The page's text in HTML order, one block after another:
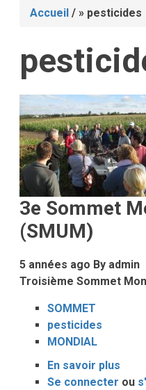
d'Ariane
Accueil / pesticides
Image
3e Sommet
(SMUM)
5 années ago By admin
Troisième Sommet
SOMMET
pesticides
MONDIAL
En savoir plus
3e
Se connecter ou